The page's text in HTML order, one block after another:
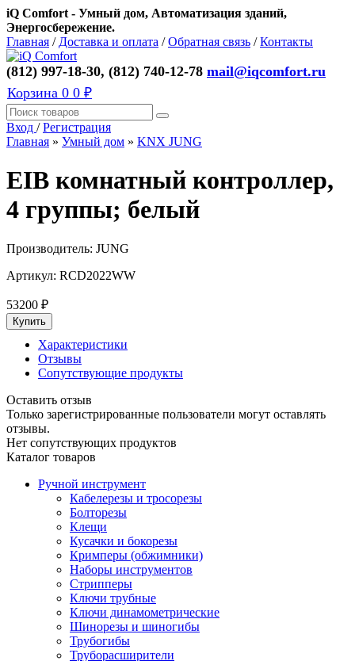
iQ Comfort - Умный дом, Автоматизация зданий,
Энергосбережение.
Главная / Доставка и оплата /Обратная связь /Контакты
(812) 997-18-30, (812) 740-12-78 mail@iqcomfort.ru
Корзина 0 0 ₽
Вход /Регистрация
Главная » Умный дом » KNX JUNG
EIB комнатный контроллер,
4 группы; белый
Производитель: JUNG
Артикул: RCD2022WW
53200 ₽
Характеристики
Отзывы
Сопутствующие продукты
Оставить отзыв
Только зарегистрированные пользователи могут оставлять
отзывы.
Нет сопутствующих продуктов
Каталог товаров
Ручной инструмент
Кабелерезы и тросорезы
Болторезы
Клещи
Кусачки и бокорезы
Кримперы (обжимники)
Наборы инструментов
Стрипперы
Ключи трубные
Ключи динамометрические
Шинорезы и шиногибы
Трубогибы
Труборасширители